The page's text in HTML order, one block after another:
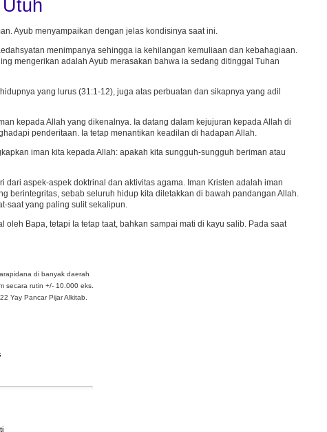
Ayub menyampaikan dengan jelas kondisinya saat ini.
menimpanya sehingga ia kehilangan kemuliaan dan kebahagiaan.
mengerikan adalah Ayub merasakan bahwa ia sedang ditinggal Tuhan
yang lurus (31:1-12), juga atas perbuatan dan sikapnya yang adil
kepada Allah yang dikenalnya. Ia datang dalam kejujuran kepada Allah di
penderitaan. Ia tetap menantikan keadilan di hadapan Allah.
iman kita kepada Allah: apakah kita sungguh-sungguh beriman atau
aspek-aspek doktrinal dan aktivitas agama. Iman Kristen adalah iman
berintegritas, sebab seluruh hidup kita diletakkan di bawah pandangan Allah.
saat yang paling sulit sekalipun.
Bapa, tetapi Ia tetap taat, bahkan sampai mati di kayu salib. Pada saat
di banyak daerah
secara rutin +/- 10.000 eks.
Yay Pancar Pijar Alkitab.